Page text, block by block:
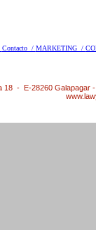
Contacto / MARKETING /
18 - E-28260